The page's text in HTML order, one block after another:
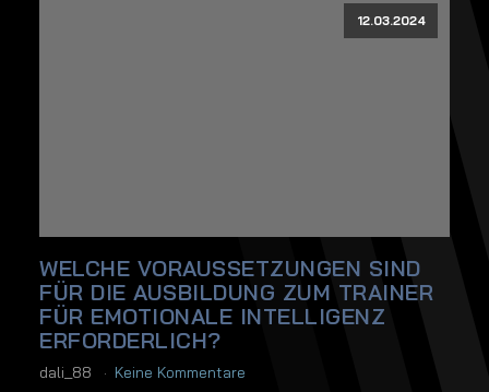
12.03.2024
WELCHE VORAUSSETZUNGEN SIND
FÜR DIE AUSBILDUNG ZUM TRAINER
FÜR EMOTIONALE INTELLIGENZ
ERFORDERLICH?
dali_88 Keine Kommentare